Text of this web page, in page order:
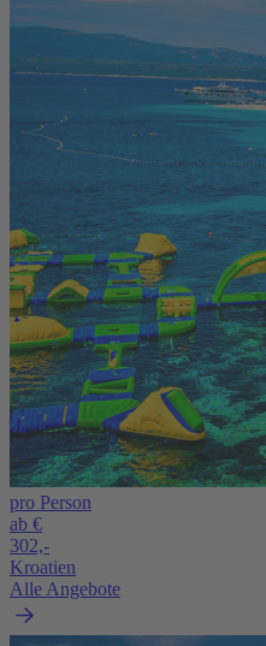
pro Person
ab €
302,-
Kroatien
Alle Angebote